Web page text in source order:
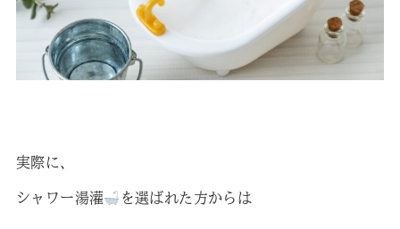
実際に、
シャワー湯灌 を選ばれた方からは